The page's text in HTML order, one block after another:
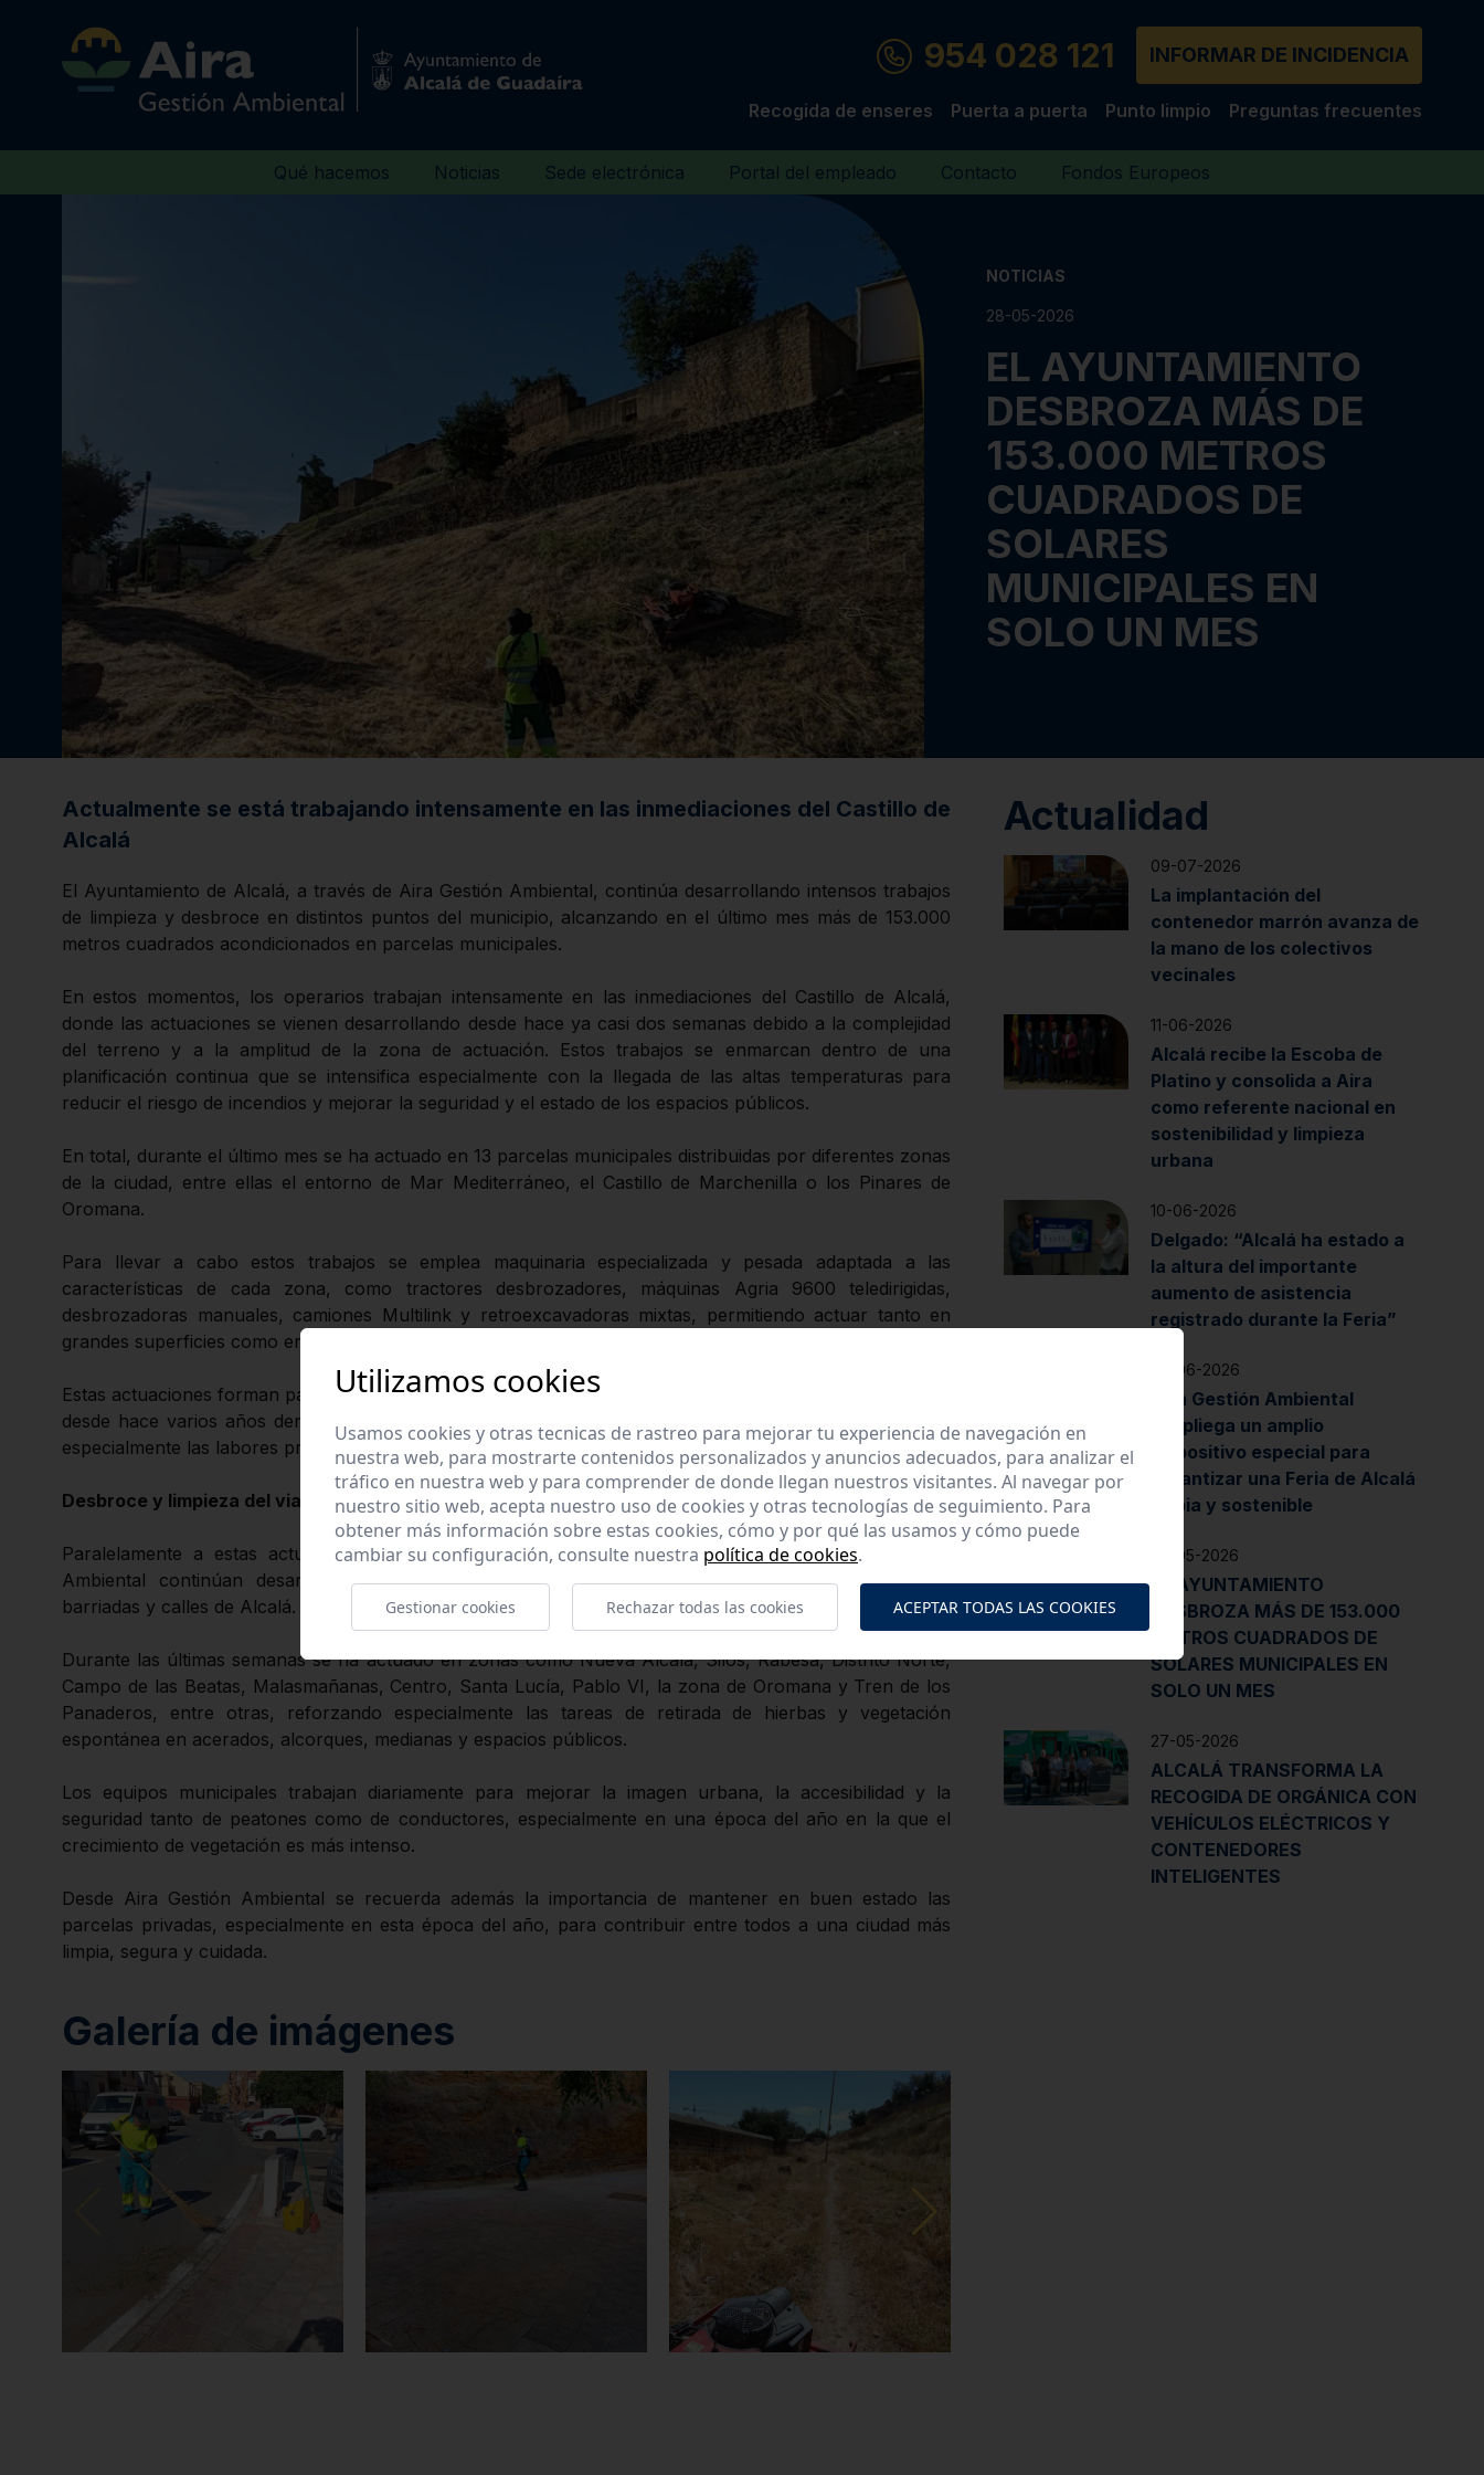
954 028 121 INFORMAR DE INCIDENCIA
Recogida de enseres Puerta a puerta Punto limpio Preguntas frecuentes
Qué hacemos Noticias Sede electrónica Portal del empleado Contacto Fondos Europeos
NOTICIAS
28-05-2026
EL AYUNTAMIENTO
DESBROZA MÁS DE
153.000 METROS
CUADRADOS DE
SOLARES
MUNICIPALES EN
SOLO UN MES
Actualmente se está trabajando intensamente en las inmediaciones del Castillo de
Alcalá
El Ayuntamiento de Alcalá, a través de Aira Gestión Ambiental, continúa desarrollando intensos trabajos
de limpieza y desbroce en distintos puntos del municipio, alcanzando en el último mes más de 153.000
metros cuadrados acondicionados en parcelas municipales.
En estos momentos, los operarios trabajan intensamente en las inmediaciones del Castillo de Alcalá,
donde las actuaciones se vienen desarrollando desde hace ya casi dos semanas debido a la complejidad
del terreno y a la amplitud de la zona de actuación. Estos trabajos se enmarcan dentro de una
planificación continua que se intensifica especialmente con la llegada de las altas temperaturas para
reducir el riesgo de incendios y mejorar la seguridad y el estado de los espacios públicos.
En total, durante el último mes se ha actuado en 13 parcelas municipales distribuidas por diferentes zonas
de la ciudad, entre ellas el entorno de Mar Mediterráneo, el Castillo de Marchenilla o los Pinares de
Oromana.
Para llevar a cabo estos trabajos se emplea maquinaria especializada y pesada adaptada a las
características de cada zona, como tractores desbrozadores, máquinas Agria 9600 teledirigidas,
desbrozadoras manuales, camiones Multilink y retroexcavadoras mixtas, permitiendo actuar tanto en
grandes superficies como en espacios de difícil acceso o con pendientes pronunciadas.
Estas actuaciones forman parte de una planificación continuada que el Ayuntamiento viene desarrollando
desde hace varios años dentro de los servicios de limpieza viaria y mantenimiento urbano, reforzando
especialmente las labores preventivas durante la época estival.
Desbroce y limpieza del viario urbano
Paralelamente a estas actuaciones en parcelas municipales, desde el Ayuntamiento y Aira Gestión
Ambiental continúan desarrollándose labores de desbroce, limpieza y mantenimiento en distintas
barriadas y calles de Alcalá.
Durante las últimas semanas se ha actuado en zonas como Nueva Alcalá, Silos, Rabesa, Distrito Norte,
Campo de las Beatas, Malasmañanas, Centro, Santa Lucía, Pablo VI, la zona de Oromana y Tren de los
Panaderos, entre otras, reforzando especialmente las tareas de retirada de hierbas y vegetación
espontánea en acerados, alcorques, medianas y espacios públicos.
Los equipos municipales trabajan diariamente para mejorar la imagen urbana, la accesibilidad y la
seguridad tanto de peatones como de conductores, especialmente en una época del año en la que el
crecimiento de vegetación es más intenso.
Desde Aira Gestión Ambiental se recuerda además la importancia de mantener en buen estado las
parcelas privadas, especialmente en esta época del año, para contribuir entre todos a una ciudad más
limpia, segura y cuidada.
Galería de imágenes
Actualidad
09-07-2026
La implantación del
contenedor marrón avanza de
la mano de los colectivos
vecinales
11-06-2026
Alcalá recibe la Escoba de
Platino y consolida a Aira
como referente nacional en
sostenibilidad y limpieza
urbana
10-06-2026
Delgado: “Alcalá ha estado a
la altura del importante
aumento de asistencia
registrado durante la Feria”
02-06-2026
Aira Gestión Ambiental
despliega un amplio
dispositivo especial para
garantizar una Feria de Alcalá
limpia y sostenible
28-05-2026
EL AYUNTAMIENTO
DESBROZA MÁS DE 153.000
METROS CUADRADOS DE
SOLARES MUNICIPALES EN
SOLO UN MES
27-05-2026
ALCALÁ TRANSFORMA LA
RECOGIDA DE ORGÁNICA CON
VEHÍCULOS ELÉCTRICOS Y
CONTENEDORES
INTELIGENTES
Utilizamos cookies
Usamos cookies y otras tecnicas de rastreo para mejorar tu experiencia de navegación en
nuestra web, para mostrarte contenidos personalizados y anuncios adecuados, para analizar el
tráfico en nuestra web y para comprender de donde llegan nuestros visitantes. Al navegar por
nuestro sitio web, acepta nuestro uso de cookies y otras tecnologías de seguimiento. Para
obtener más información sobre estas cookies, cómo y por qué las usamos y cómo puede
cambiar su configuración, consulte nuestra política de cookies.
Gestionar cookies Rechazar todas las cookies ACEPTAR TODAS LAS COOKIES